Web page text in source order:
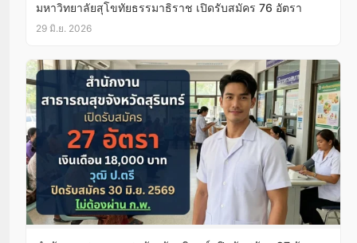
มหาวิทยาลัยสุโขทัยธรรมาธิราช เปิดรับสมัคร 76 อัตรา
29 มิ.ย. 2026